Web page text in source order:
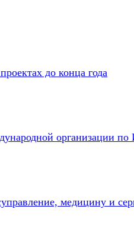
до конца года
организации
медицину и